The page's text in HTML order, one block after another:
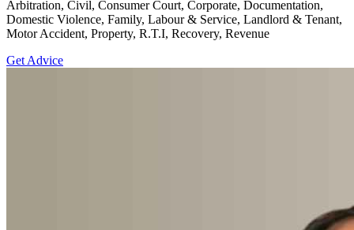
Arbitration, Civil, Consumer Court, Corporate, Documentation,
Domestic Violence, Family, Labour & Service, Landlord & Tenant,
Motor Accident, Property, R.T.I, Recovery, Revenue
Get Advice